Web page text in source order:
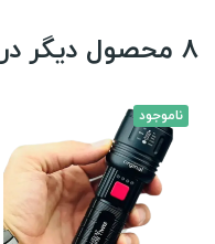
8 محصول دیگر در همین شاخه:
ناموجود